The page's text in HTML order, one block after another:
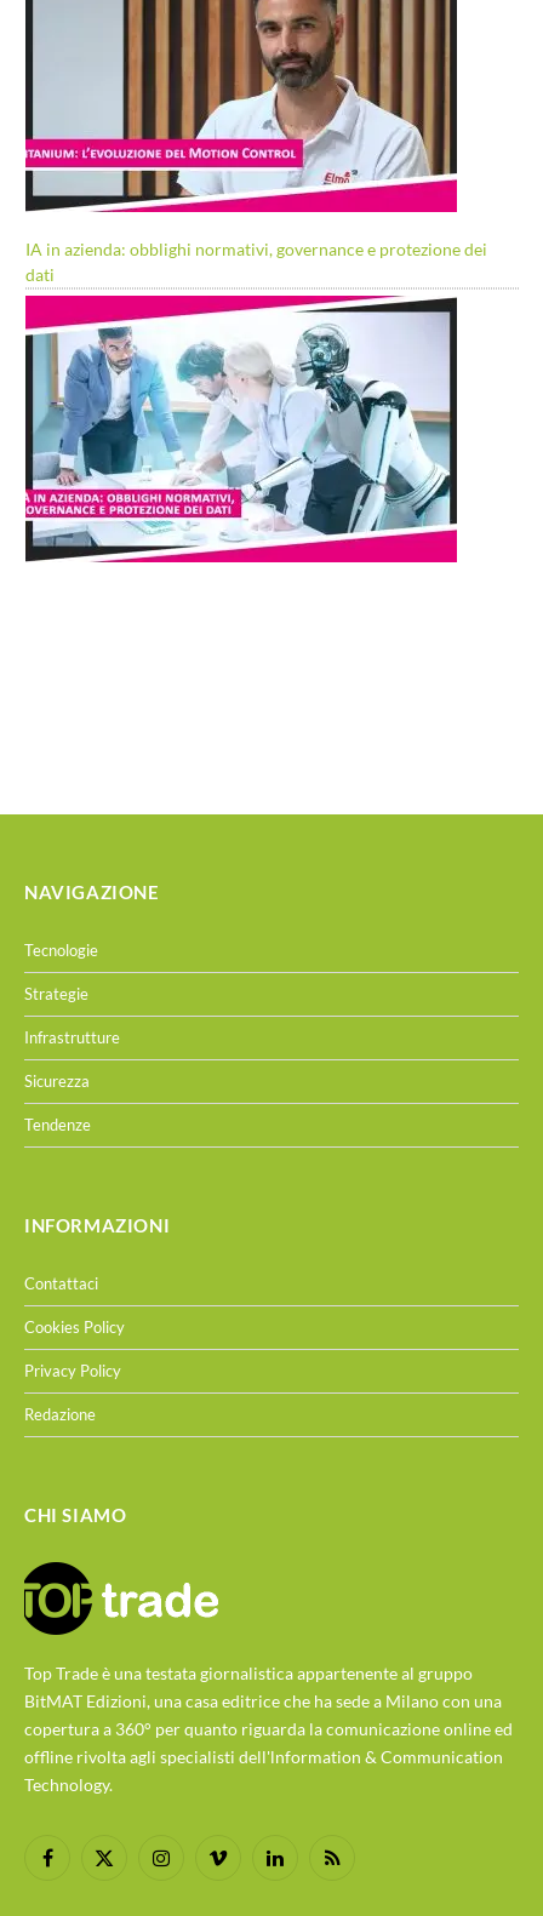
IA in azienda: obblighi normativi, governance e protezione dei
dati
NAVIGAZIONE
Tecnologie
Strategie
Infrastrutture
Sicurezza
Tendenze
INFORMAZIONI
Contattaci
Cookies Policy
Privacy Policy
Redazione
CHI SIAMO
Top Trade è una testata giornalistica appartenente al gruppo
BitMAT Edizioni, una casa editrice che ha sede a Milano con una
copertura a 360° per quanto riguarda la comunicazione online ed
offline rivolta agli specialisti dell'lnformation & Communication
Technology.
Facebook
X
InstagramVimeo LinkedInRSS